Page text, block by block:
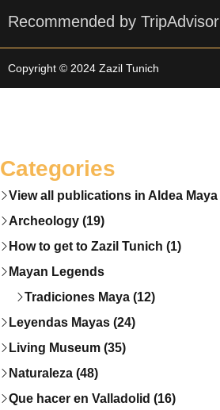
Recommended by TripAdvisor
Copyright © 2024 Zazil Tunich
Categories
View all publications in Aldea Maya
Archeology (19)
How to get to Zazil Tunich (1)
Mayan Legends
Tradiciones Maya (12)
Leyendas Mayas (24)
Living Museum (35)
Naturaleza (48)
Que hacer en Valladolid (16)